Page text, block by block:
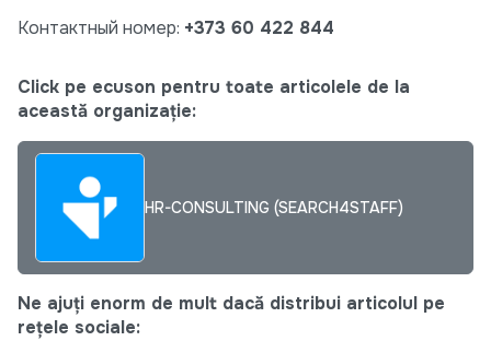
Контактный номер: +373 60 422 844
Click pe ecuson pentru toate articolele de la
această organizație:
HR-CONSULTING (SEARCH4STAFF)
Ne ajuți enorm de mult dacă distribui articolul pe
rețele sociale: